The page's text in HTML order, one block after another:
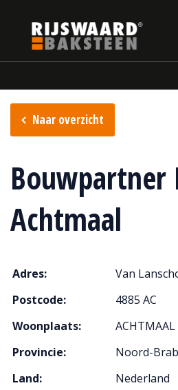
Naar overzicht
Bouwpartner
Achtmaal
Adres:
Van
Postcode:
4885 AC
Woonplaats:
ACHTMAAL
Provincie:
Noord-
Land:
Nederland